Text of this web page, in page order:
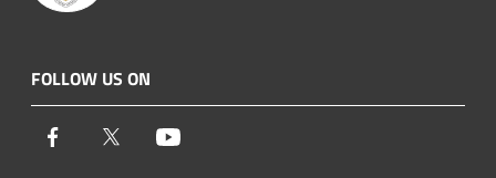
FOLLOW US ON
Facebook Twitter